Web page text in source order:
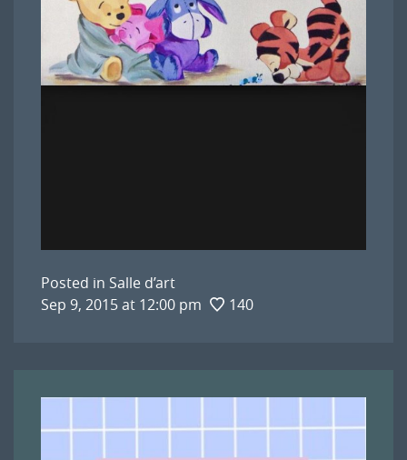
Posted in Salle d’art
Sep 9, 2015 at 12:00 pm
140